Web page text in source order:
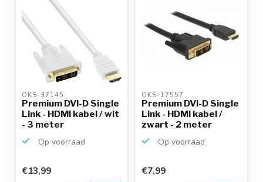
OKS-37145
Premium DVI-D Single
Link - HDMI kabel / wit
- 3 meter
Op voorraad
€13,99
OKS-17557
Premium DVI-D Single
Link - HDMI kabel /
zwart - 2 meter
Op voorraad
€7,99